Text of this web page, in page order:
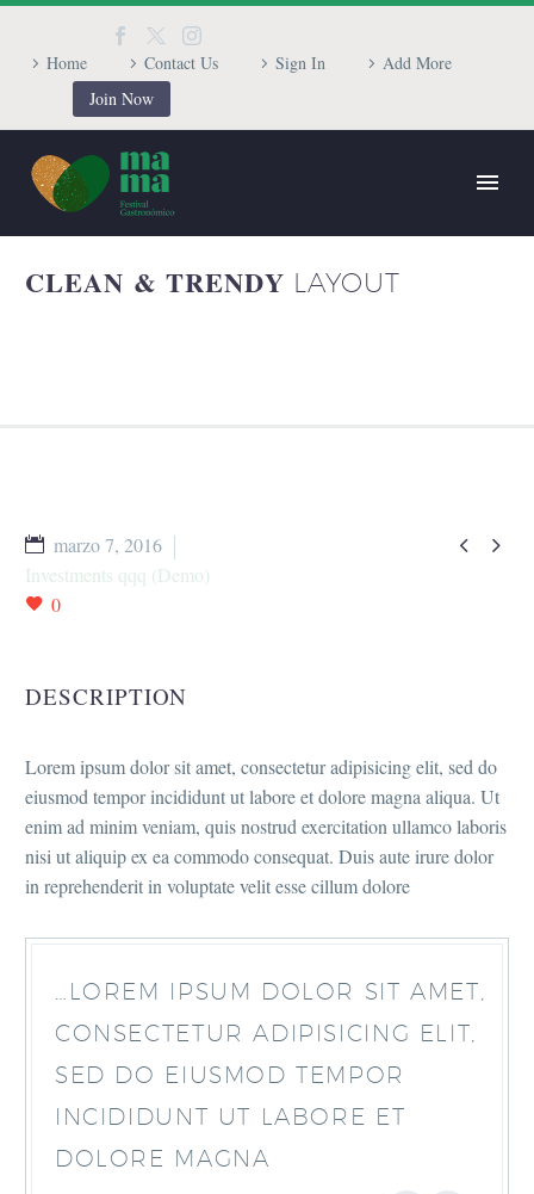
Home Contact Us Sign In
Add More
Join Now
CLEAN & TRENDY LAYOUT
 
marzo 7, 2016
Investments qqq (Demo)
0
DESCRIPTION
Lorem ipsum dolor sit amet, consectetur adipisicing elit, sed do
eiusmod tempor incididunt ut labore et dolore magna aliqua. Ut
enim ad minim veniam, quis nostrud exercitation ullamco laboris
nisi ut aliquip ex ea commodo consequat. Duis aute irure dolor
in reprehenderit in voluptate velit esse cillum dolore
…LOREM IPSUM DOLOR SIT AMET,
CONSECTETUR ADIPISICING ELIT,
SED DO EIUSMOD TEMPOR
INCIDIDUNT UT LABORE ET
DOLORE MAGNA